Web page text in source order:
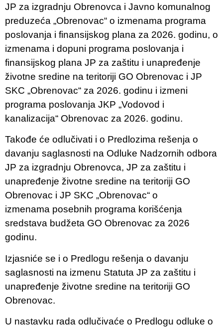
JP za izgradnju Obrenovca i Javno komunalnog
preduzeća „Obrenovac“ o izmenama programa
poslovanja i finansijskog plana za 2026. godinu, o
izmenama i dopuni programa poslovanja i
finansijskog plana JP za zaštitu i unapređenje
životne sredine na teritoriji GO Obrenovac i JP
SKC „Obrenovac“ za 2026. godinu i izmeni
programa poslovanja JKP „Vodovod i
kanalizacija“ Obrenovac za 2026. godinu.
Takođe će odlučivati i o Predlozima rešenja o
davanju saglasnosti na Odluke Nadzornih odbora
JP za izgradnju Obrenovca, JP za zaštitu i
unapređenje životne sredine na teritoriji GO
Obrenovac i JP SKC „Obrenovac“ o
izmenama posebnih programa korišćenja
sredstava budžeta GO Obrenovac za 2026
godinu.
Izjasniće se i o Predlogu rešenja o davanju
saglasnosti na izmenu Statuta JP za zaštitu i
unapređenje životne sredine na teritoriji GO
Obrenovac.
U nastavku rada odlučivaće o Predlogu odluke o